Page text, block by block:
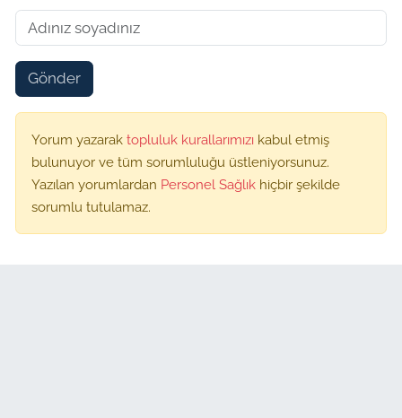
Gönder
Yorum yazarak topluluk kurallarımızı kabul etmiş
bulunuyor ve tüm sorumluluğu üstleniyorsunuz.
Yazılan yorumlardan Personel Sağlık hiçbir şekilde
sorumlu tutulamaz.